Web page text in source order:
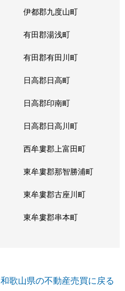
伊都郡九度山町
有田郡湯浅町
有田郡有田川町
日高郡日高町
日高郡印南町
日高郡日高川町
西牟婁郡上富田町
東牟婁郡那智勝浦町
東牟婁郡古座川町
東牟婁郡串本町
和歌山県の不動産売買に戻る